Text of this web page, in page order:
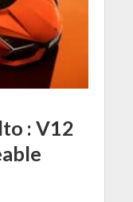
: V12